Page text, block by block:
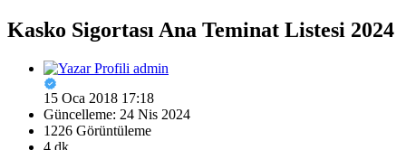
Kasko Sigortası Ana Teminat Listesi 2024
admin
15 Oca 2018 17:18
Güncelleme: 24 Nis 2024
1226 Görüntüleme
4 dk.